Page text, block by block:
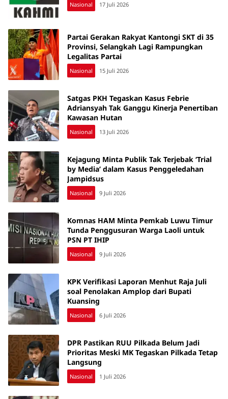
Nasional 17 Juli 2026
Partai Gerakan Rakyat Kantongi SKT di 35
Provinsi, Selangkah Lagi Rampungkan
Legalitas Partai
Nasional 15 Juli 2026
Satgas PKH Tegaskan Kasus Febrie
Adriansyah Tak Ganggu Kinerja Penertiban
Kawasan Hutan
Nasional 13 Juli 2026
Kejagung Minta Publik Tak Terjebak ‘Trial
by Media’ dalam Kasus Penggeledahan
Jampidsus
Nasional 9 Juli 2026
Komnas HAM Minta Pemkab Luwu Timur
Tunda Penggusuran Warga Laoli untuk
PSN PT IHIP
Nasional 9 Juli 2026
KPK Verifikasi Laporan Menhut Raja Juli
soal Penolakan Amplop dari Bupati
Kuansing
Nasional 6 Juli 2026
DPR Pastikan RUU Pilkada Belum Jadi
Prioritas Meski MK Tegaskan Pilkada Tetap
Langsung
Nasional 1 Juli 2026